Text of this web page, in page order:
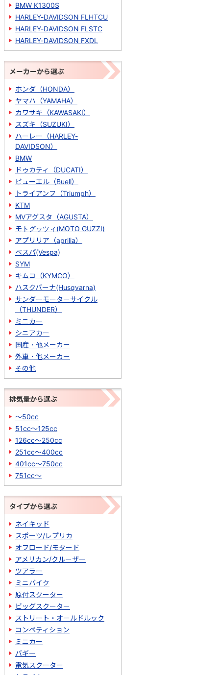
BMW K1300S
HARLEY-DAVIDSON FLHTCU
HARLEY-DAVIDSON FLSTC
HARLEY-DAVIDSON FXDL
メーカーから選ぶ
ホンダ（HONDA）
ヤマハ（YAMAHA）
カワサキ（KAWASAKI）
スズキ（SUZUKI）
ハーレー（HARLEY-
DAVIDSON）
BMW
ドゥカティ（DUCATI）
ビューエル（Buell）
トライアンフ（Triumph）
KTM
MVアグスタ（AGUSTA）
モトグッツィ(MOTO GUZZI)
アプリリア（aprilia）
ベスパ(Vespa)
SYM
キムコ（KYMCO）
ハスクバーナ(Husqvarna)
サンダーモーターサイクル
（THUNDER）
ミニカー
シニアカー
国産・他メーカー
外車・他メーカー
その他
排気量から選ぶ
～50cc
51cc～125cc
126cc～250cc
251cc～400cc
401cc～750cc
751cc～
タイプから選ぶ
ネイキッド
スポーツ/レプリカ
オフロード/モタード
アメリカン/クルーザー
ツアラー
ミニバイク
原付スクーター
ビッグスクーター
ストリート・オールドルック
コンペティション
ミニカー
バギー
電気スクーター